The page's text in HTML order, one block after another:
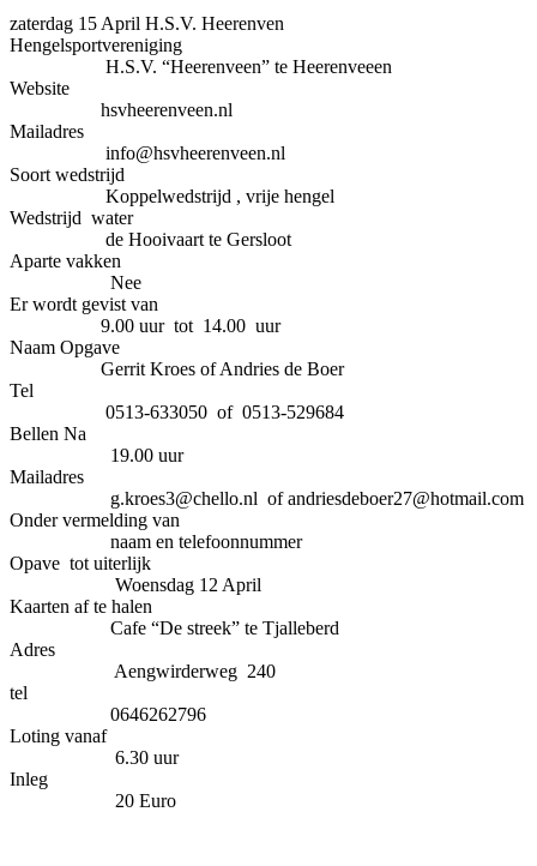
zaterdag 15 April H.S.V. Heerenven
Hengelsportvereniging
H.S.V. “Heerenveen” te Heerenveeen
Website
hsvheerenveen.nl
Mailadres
info@hsvheerenveen.nl
Soort wedstrijd
Koppelwedstrijd , vrije hengel
Wedstrijd water
de Hooivaart te Gersloot
Aparte vakken
Nee
Er wordt gevist van
9.00 uur tot 14.00 uur
Naam Opgave
Gerrit Kroes of Andries de Boer
Tel
0513-633050 of 0513-529684
Bellen Na
19.00 uur
Mailadres
g.kroes3@chello.nl of andriesdeboer27@hotmail.com
Onder vermelding van
naam en telefoonnummer
Opave tot uiterlijk
Woensdag 12 April
Kaarten af te halen
Cafe “De streek” te Tjalleberd
Adres
Aengwirderweg 240
tel
0646262796
Loting vanaf
6.30 uur
Inleg
20 Euro